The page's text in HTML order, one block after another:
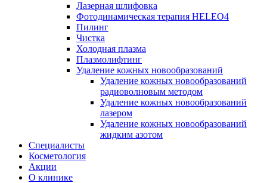
Лазерная шлифовка
Фотодинамическая терапия HELEO4
Пилинг
Чистка
Холодная плазма
Плазмолифтинг
Удаление кожных новообразований
Удаление кожных новообразований
радиоволновым методом
Удаление кожных новообразований
лазером
Удаление кожных новообразований
жидким азотом
Специалисты
Косметология
Акции
О клинике